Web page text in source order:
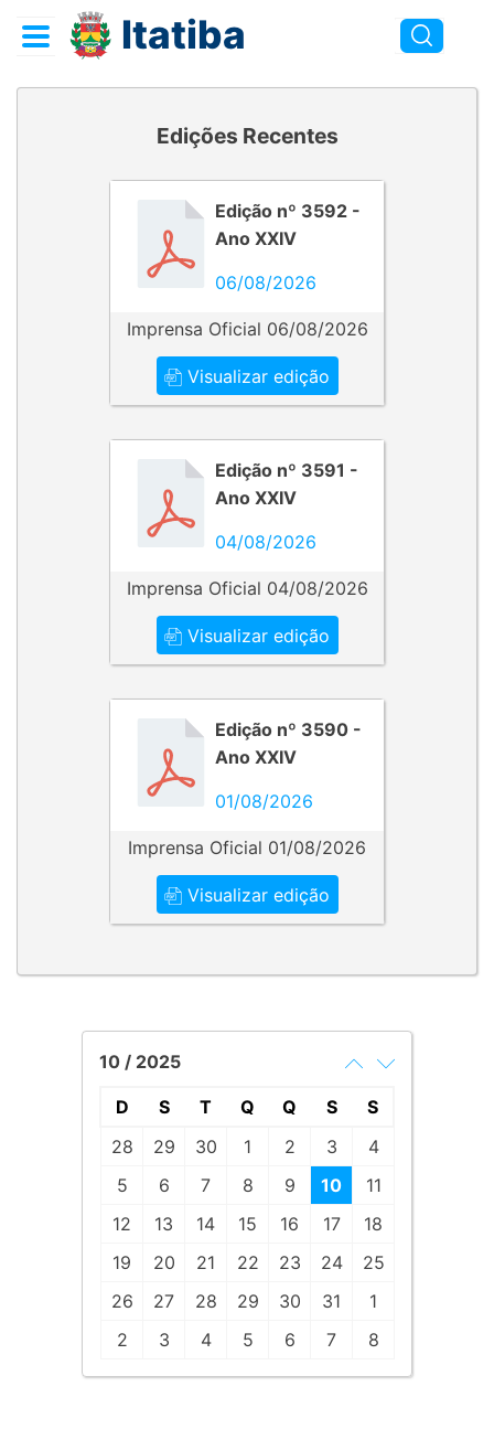
Itatiba
Edições Recentes
Edição nº 3592 -
Ano XXIV
06/08/2026
Imprensa Oficial 06/08/2026
Visualizar edição
Edição nº 3591 -
Ano XXIV
04/08/2026
Imprensa Oficial 04/08/2026
Visualizar edição
Edição nº 3590 -
Ano XXIV
01/08/2026
Imprensa Oficial 01/08/2026
Visualizar edição
10 / 2025
D S T Q Q S
S
28
29 30 1 2 3
4
5
6 7 8 9 10
11
12
13 14 15 16 17
18
19
20 21 22 23 24
25
26
27 28 29 30 31
1
2
3 4 5 6 7 8